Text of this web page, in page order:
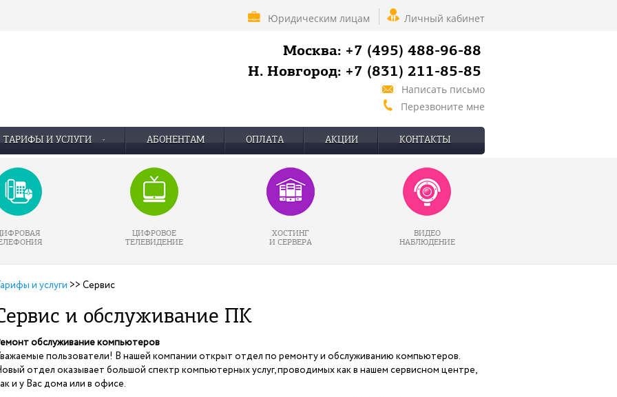
Юридическим лицам Личный кабинет
Москва: +7 (495) 488-96-88
Н. Новгород: +7 (831) 211-85-85
Написать письмо
Перезвоните мне
ТАРИФЫ И УСЛУГИ АБОНЕНТАМ ОПЛАТА АКЦИИ КОНТАКТЫ
ЦИФРОВОЕ
ТЕЛЕВИДЕНИЕ
ХОСТИНГ
И СЕРВЕРА
ВИДЕО
НАБЛЮДЕНИЕ
и услуги >> Сервис
и обслуживание ПК
обслуживание компьютеров
пользователи! В нашей компании открыт отдел по ремонту и обслуживанию компьютеров.
отдел оказывает большой спектр компьютерных услуг, проводимых как в нашем сервисном центре,
и у Вас дома или в офисе.